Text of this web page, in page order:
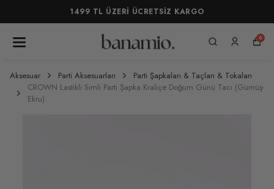
1499 TL ÜZERİ ÜCRETSİZ KARGO
0
Aksesuar Parti Aksesuarları
Parti Şapkaları & Taçları & Tokaları
CROWN Lastikli Simli Parti Şapka Kraliçe Doğum Günü Tacı (Gümüş-
Ekru)